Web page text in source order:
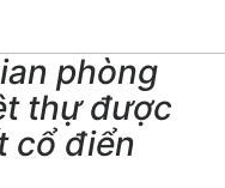
phòng
thự được
cổ điển